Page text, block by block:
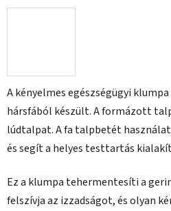
A kényelmes egészségügyi
hársfából készült. A formázott
lúdtalpat. A fa talpbetét
és segít a helyes testtartás
Ez a klumpa tehermentesíti a
felszívja az izzadságot, és olyan